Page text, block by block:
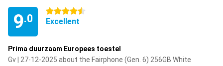
9.0
4.5 stars
Excellent
Prima duurzaam Europees toestel
Gv | 27-12-2025 about the Fairphone (Gen. 6) 256GB White